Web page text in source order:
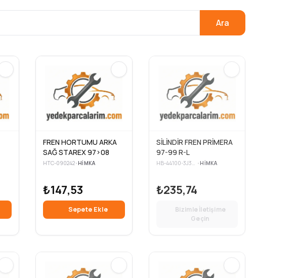
Ara
FREN HORTUMU ARKA
SAĞ STAREX 97>08
HTC-090242•HIMKA
₺147,53
Sepete Ekle
SİLİNDİR FREN PRİMERA
97-99 R-L
HB-44100-3J310 • HIMKA
₺235,74
Bizimle İletişime
Geçin